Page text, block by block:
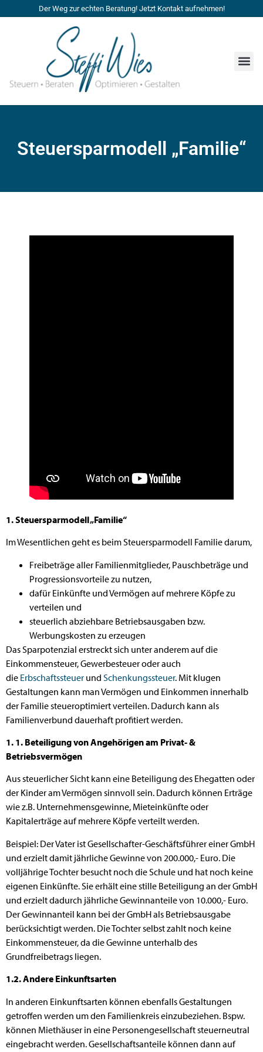
Der Weg zur echten Beratung! Jetzt Kontakt aufnehmen!
Steuersparmodell „Familie“
1. Steuersparmodell „Familie“
Im Wesentlichen geht es beim Steuersparmodell Familie darum,
Freibeträge aller Familienmitglieder, Pauschbeträge und
Progressionsvorteile zu nutzen,
dafür Einkünfte und Vermögen auf mehrere Köpfe zu
verteilen und
steuerlich abziehbare Betriebsausgaben bzw.
Werbungskosten zu erzeugen
Das Sparpotenzial erstreckt sich unter anderem auf die
Einkommensteuer, Gewerbesteuer oder auch
die Erbschaftssteuer und Schenkungssteuer. Mit klugen
Gestaltungen kann man Vermögen und Einkommen innerhalb
der Familie steueroptimiert verteilen. Dadurch kann als
Familienverbund dauerhaft profitiert werden.
1. 1. Beteiligung von Angehörigen am Privat- &
Betriebsvermögen
Aus steuerlicher Sicht kann eine Beteiligung des Ehegatten oder
der Kinder am Vermögen sinnvoll sein. Dadurch können Erträge
wie z.B. Unternehmensgewinne, Mieteinkünfte oder
Kapitalerträge auf mehrere Köpfe verteilt werden.
Beispiel: Der Vater ist Gesellschafter-Geschäftsführer einer GmbH
und erzielt damit jährliche Gewinne von 200.000,- Euro. Die
volljährige Tochter besucht noch die Schule und hat noch keine
eigenen Einkünfte. Sie erhält eine stille Beteiligung an der GmbH
und erzielt dadurch jährliche Gewinnanteile von 10.000,- Euro.
Der Gewinnanteil kann bei der GmbH als Betriebsausgabe
berücksichtigt werden. Die Tochter selbst zahlt noch keine
Einkommensteuer, da die Gewinne unterhalb des
Grundfreibetrags liegen.
1.2. Andere Einkunftsarten
In anderen Einkunftsarten können ebenfalls Gestaltungen
getroffen werden um den Familienkreis einzubeziehen. Bspw.
können Miethäuser in eine Personengesellschaft steuerneutral
eingebracht werden. Gesellschaftsanteile können dann auf